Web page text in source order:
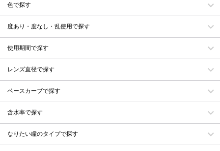
色で探す
度あり・度なし・乱使用で探す
使用期間で探す
レンズ直径で探す
ベースカーブで探す
含水率で探す
なりたい瞳のタイプで探す